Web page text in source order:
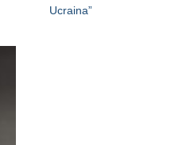
Ucraina”